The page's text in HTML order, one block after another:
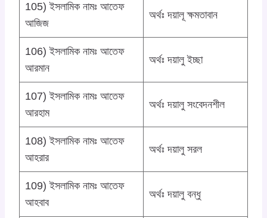
105) ইসলামিক নামঃ আতেফ
আজিজ
অর্থঃ দয়ালূ ক্ষমতাবান
106) ইসলামিক নামঃ আতেফ
আরমান
অর্থঃ দয়ালু ইচ্ছা
107) ইসলামিক নামঃ আতেফ
আরহাম
অর্থঃ দয়ালু সংবেদনশীল
108) ইসলামিক নামঃ আতেফ
আহরার
অর্থঃ দয়ালু সরল
109) ইসলামিক নামঃ আতেফ
আহবাব
অর্থঃ দয়ালু বন্ধু